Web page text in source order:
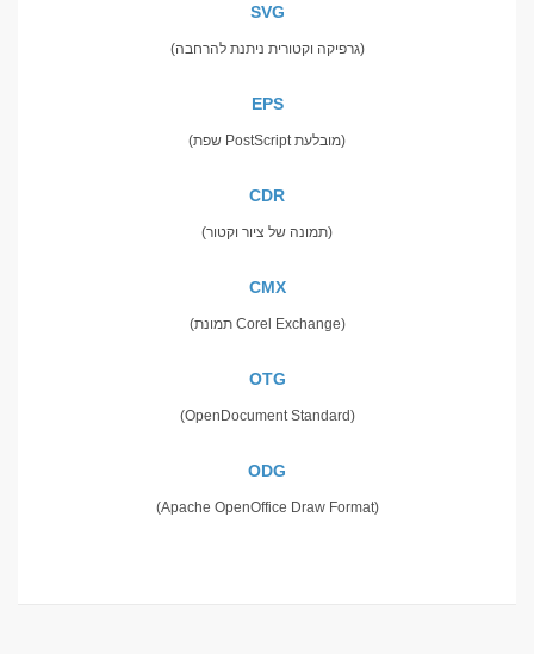
SVG
(גרפיקה וקטורית ניתנת להרחבה)
EPS
(שפת PostScript מובלעת)
CDR
(תמונה של ציור וקטור)
CMX
(תמונת Corel Exchange)
OTG
(OpenDocument Standard)
ODG
(Apache OpenOffice Draw Format)